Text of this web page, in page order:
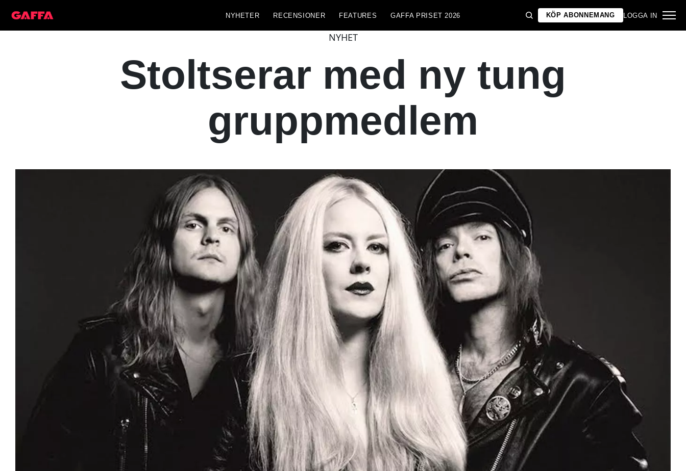
NYHETER RECENSIONER FEATURES GAFFA PRISET 2026 KÖP ABONNEMANG LOGGA IN
NYHET
Stoltserar med ny tung
gruppmedlem